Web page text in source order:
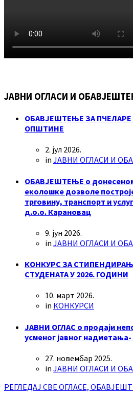
ЈАВНИ ОГЛАСИ И
ОБАВЈЕШТЕЊЕ ЗА
ОПШТИНЕ
2. јул 2026.
in ЈАВНИ ОГЛАСИ И
ОБАВЈЕШТЕЊЕ о
еколошке дозволе
трговину, транспорт и
д.о.о. Карановац
9. јун 2026.
in ЈАВНИ ОГЛАСИ И
КОНКУРС ЗА
СТУДЕНАТА У 2026. ГОДИНИ
10. март 2026.
in КОНКУРСИ
ЈАВНИ ОГЛАС о продаји
усменог јавног
27. новембар 2025.
in ЈАВНИ ОГЛАСИ И
РЕГЛЕДАЈ СВЕ ОГЛАСЕ,